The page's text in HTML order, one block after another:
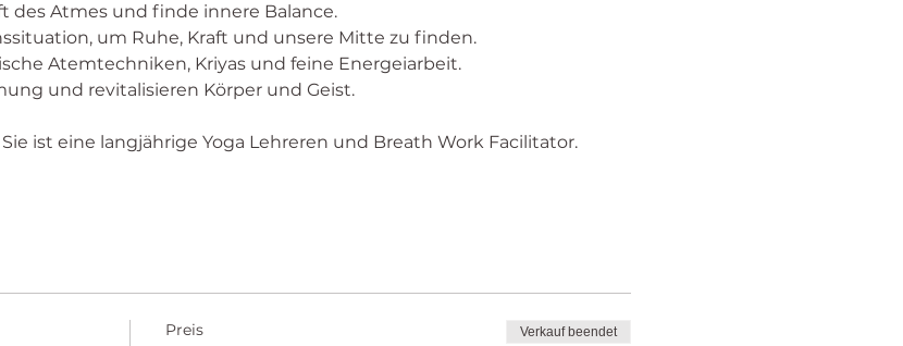
des Atmes und finde innere Balance.
um Ruhe, Kraft und unsere Mitte zu finden.
Atemtechniken, Kriyas und feine Energeiarbeit.
und revitalisieren Körper und Geist.
ist eine langjährige Yoga Lehreren und Breath Work Facilitator.
Preis Verkauf beendet